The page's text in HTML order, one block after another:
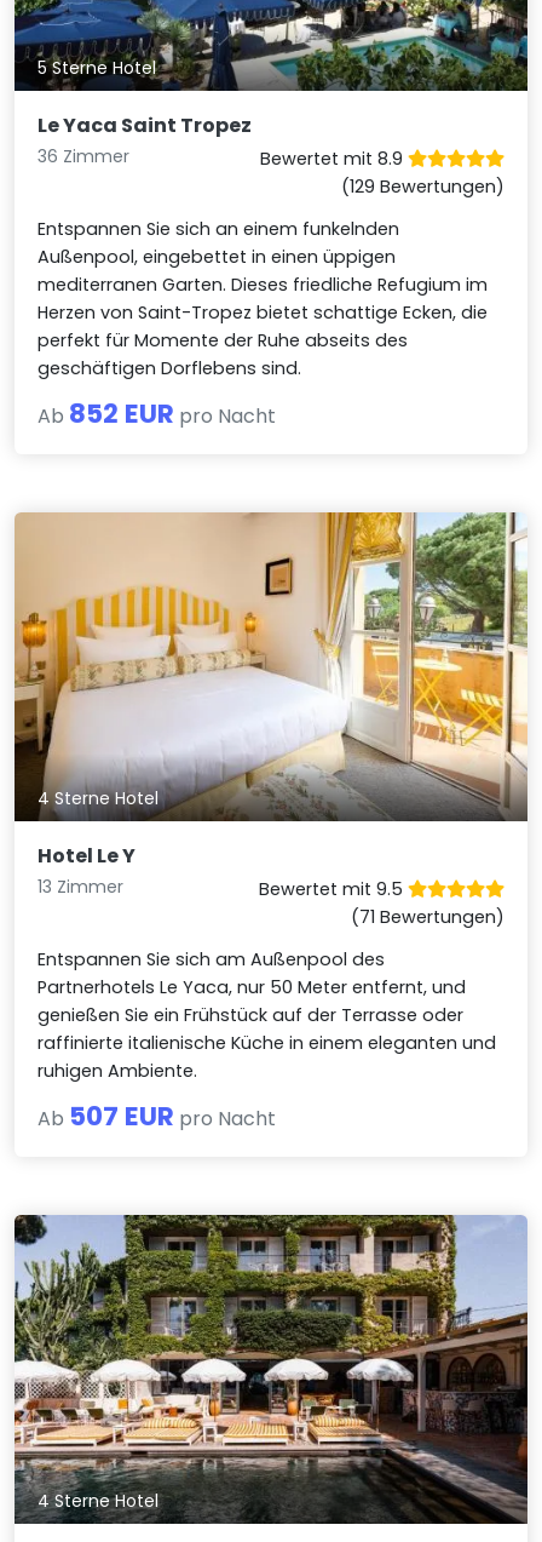
5 Sterne Hotel
Le Yaca Saint Tropez
36 Zimmer
Bewertet mit 8.9
(129 Bewertungen)
Entspannen Sie sich an einem funkelnden
Außenpool, eingebettet in einen üppigen
mediterranen Garten. Dieses friedliche Refugium im
Herzen von Saint-Tropez bietet schattige Ecken, die
perfekt für Momente der Ruhe abseits des
geschäftigen Dorflebens sind.
Ab 852 EUR pro Nacht
4 Sterne Hotel
Hotel Le Y
13 Zimmer
Bewertet mit 9.5
(71 Bewertungen)
Entspannen Sie sich am Außenpool des
Partnerhotels Le Yaca, nur 50 Meter entfernt, und
genießen Sie ein Frühstück auf der Terrasse oder
raffinierte italienische Küche in einem eleganten und
ruhigen Ambiente.
Ab 507 EUR pro Nacht
4 Sterne Hotel